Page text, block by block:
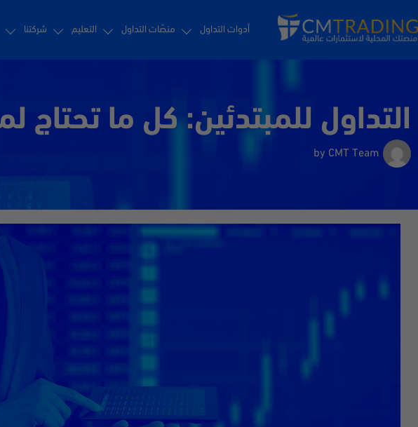
أدوات التداول منصّات التداول التعليم شركتنا
التداول للمبتدئين: كل ما تحتاج
by CMT Team